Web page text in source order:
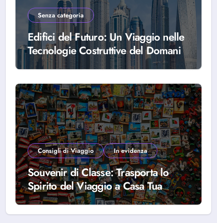
Senza categoria
Edifici del Futuro: Un Viaggio nelle
Tecnologie Costruttive del Domani
Consigli di Viaggio In evidenza
Souvenir di Classe: Trasporta lo
Spirito del Viaggio a Casa Tua